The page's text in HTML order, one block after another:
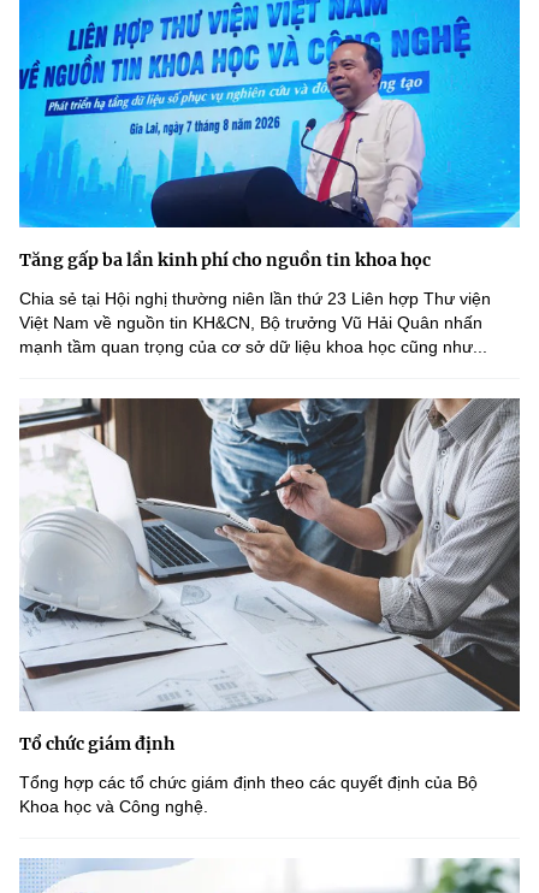
Tăng gấp ba lần kinh phí cho nguồn tin khoa học
Chia sẻ tại Hội nghị thường niên lần thứ 23 Liên hợp Thư viện
Việt Nam về nguồn tin KH&CN, Bộ trưởng Vũ Hải Quân nhấn
mạnh tầm quan trọng của cơ sở dữ liệu khoa học cũng như...
Tổ chức giám định
Tổng hợp các tổ chức giám định theo các quyết định của Bộ
Khoa học và Công nghệ.